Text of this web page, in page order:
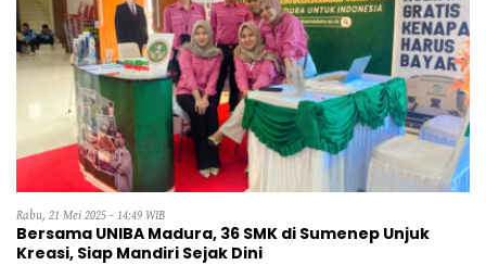
Rabu, 21 Mei 2025 - 14:49 WIB
Bersama UNIBA Madura, 36 SMK di Sumenep Unjuk
Kreasi, Siap Mandiri Sejak Dini